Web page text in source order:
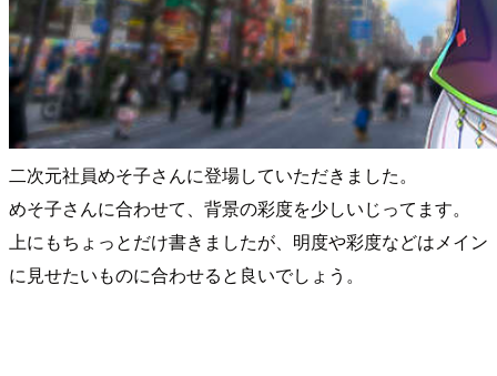
二次元社員めそ子さんに登場していただきました。
めそ子さんに合わせて、背景の彩度を少しいじってます。
上にもちょっとだけ書きましたが、明度や彩度などはメイン
に見せたいものに合わせると良いでしょう。